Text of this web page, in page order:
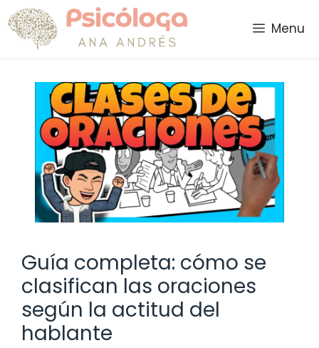
Saltar
al
contenido
Menu
Guía completa: cómo se
clasifican las oraciones
según la actitud del
hablante